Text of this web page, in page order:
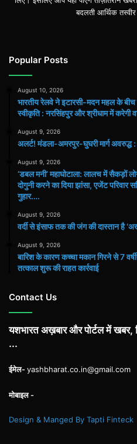
बदलती आर्थिक तस्वीर
Popular Posts
August 10, 2026
भारतीय रेलवे ने इटारसी-मदन महल के
स्वीकृति : नरसिंहपुर और श्रीधाम में करेगी
August 9, 2026
अलर्ट! मंडला-अमरपुर-घुघरी मार्ग अवरुद्ध
August 9, 2026
​’डबल मनी’ महाघोटाला: लालच में सैकड़ों
दोगुनी करने का दिया झांसा, एजेंट परिवार
गुहार….
August 9, 2026
वर्दी से इंसाफ तक की जंग की दास्तान है
August 9, 2026
बारिश के कारण कच्चा मकान गिरने से 7
तत्काल शुरू की राहत कार्रवाई
Contact Us
यशभारत अख़बार और पोर्टल में खबर,
...
ईमेल-yashbharat.co.in@gmail.com
मोबाइल -
Design & Manged By Tapti Finteck